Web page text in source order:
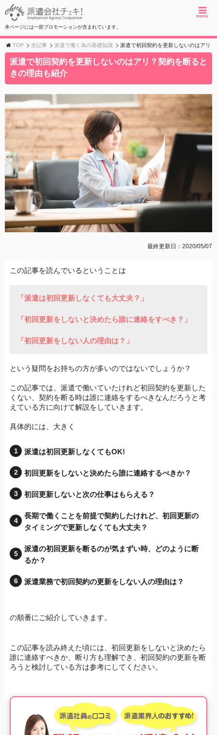
menu
本ページには一部プロモーションが含まれています。
TOP 全記事 派遣で働く為の基礎知識 派遣で初回契約を更新しないのはアリ
派遣で初回契約を更新しないのはアリ？契約を断ると
きの理由も紹介
最終更新日：2020/05/07
この記事を読んでいるということは
「派遣は初回更新しなくても大丈夫？」
「初回更新をしないと決めたら誰に連絡をすべき？」
「初回更新をしない人の理由は？」
という疑問をお持ちの方が多いのではないでしょうか？
この記事では、派遣で働いていたけれど初回契約を更新した
くない、契約を断る時は誰に連絡をするべきなんだろうと考
えている方に向けて解説をしていきます。
具体的には、大きく
派遣は初回更新しなくてもOK!
初回更新をしないと決めたら誰に連絡するべきか？
初回更新しないと次の仕事はもらえる？
長期で働くことを前提で契約したけれど、初回更新の
タイミングで更新しなくても大丈夫？
派遣の初回更新を断るのが気まずい時、どのように断
るか？
派遣業務で初回契約の更新をしない人の理由は？
の順番にご紹介していきます。
この記事を読み終えた頃には、初回更新をしないと決めたら
誰に連絡すべきか、断り方も理解でき、初回契約の更新を断
ろうと検討している方は参考にしてください。